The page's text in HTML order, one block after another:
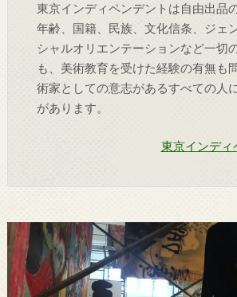
東京インディペンデントは自由出品
年齢、国籍、民族、文化信条、ジェ
シャルオリエンテーションなど一切
も、美術教育を受けた経験の有無も
術家としての意志があるすべての人
があります。
東京インディ